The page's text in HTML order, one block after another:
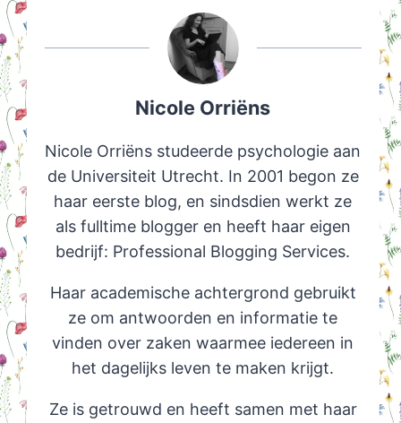
Nicole Orriëns
Nicole Orriëns studeerde psychologie aan
de Universiteit Utrecht. In 2001 begon ze
haar eerste blog, en sindsdien werkt ze
als fulltime blogger en heeft haar eigen
bedrijf: Professional Blogging Services.
Haar academische achtergrond gebruikt
ze om antwoorden en informatie te
vinden over zaken waarmee iedereen in
het dagelijks leven te maken krijgt.
Ze is getrouwd en heeft samen met haar